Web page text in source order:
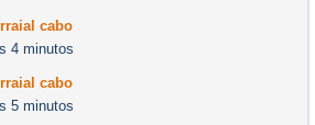
cabo
4 minutos
cabo
5 minutos